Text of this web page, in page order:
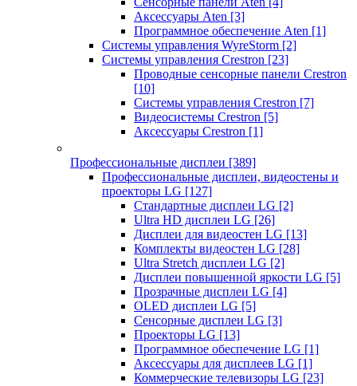
Аксессуары Aten [3]
Программное обеспечение Aten [1]
Системы управления WyreStorm [2]
Системы управления Crestron [23]
Проводные сенсорные панели Crestron
[10]
Системы управления Crestron [7]
Видеосистемы Crestron [5]
Аксессуары Crestron [1]
Профессиональные дисплеи [389]
Профессиональные дисплеи, видеостены и
проекторы LG [127]
Стандартные дисплеи LG [2]
Ultra HD дисплеи LG [26]
Дисплеи для видеостен LG [13]
Комплекты видеостен LG [28]
Ultra Stretch дисплеи LG [2]
Дисплеи повышенной яркости LG [5]
Прозрачные дисплеи LG [4]
OLED дисплеи LG [5]
Сенсорные дисплеи LG [3]
Проекторы LG [13]
Программное обеспечение LG [1]
Аксессуары для дисплеев LG [1]
Коммерческие телевизоры LG [23]